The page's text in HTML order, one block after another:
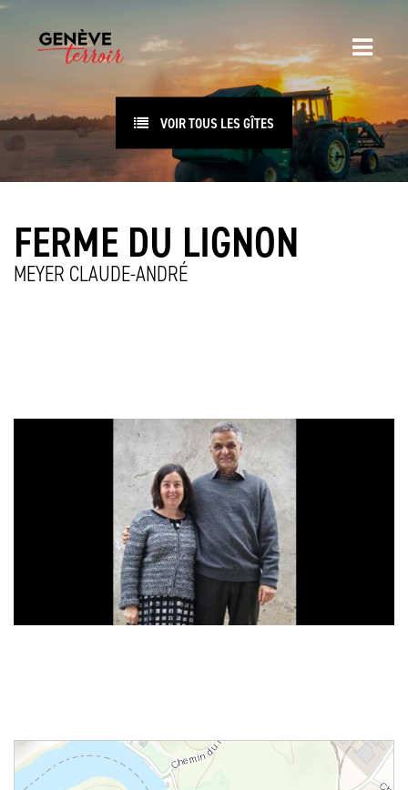
VOIR TOUS LES GÎTES
FERME DU LIGNON
MEYER CLAUDE-ANDRÉ